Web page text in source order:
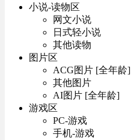
小说-读物区
网文小说
日式轻小说
其他读物
图片区
ACG图片 [全年龄]
其他图片
AI图片 [全年龄]
游戏区
PC-游戏
手机-游戏